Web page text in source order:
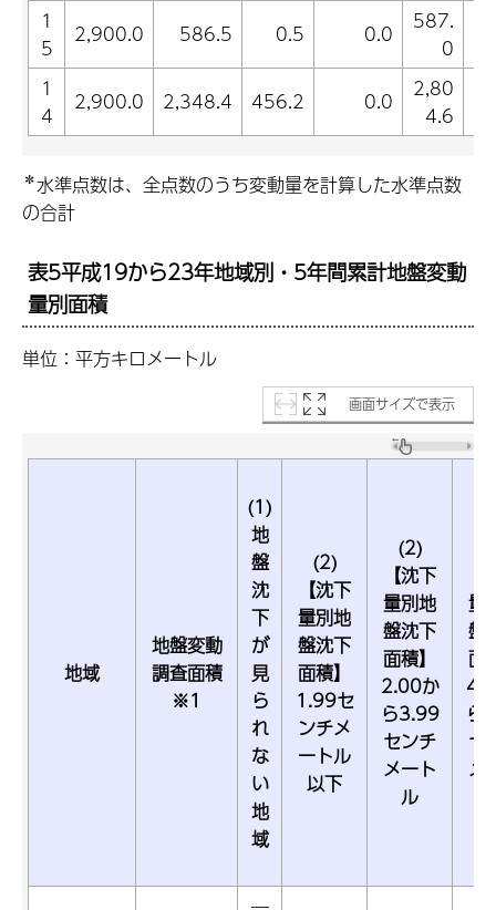
1
5
2,900.0 586.5 0.5 0.0
587.
0
1
4
2,900.0 2,348.4 456.2 0.0
2,80
4.6
＊水準点数は、全点数のうち変動量を計算した水準点数
の合計
表5平成19から23年地域別・5年間累計地盤変動
量別面積
単位：平方キロメートル
画面サイズで表示
地域
地盤変動
調査面積
※1
(1)
地
盤
沈
下
が
見
ら
れ
な
い
地
域
(2)
【沈下
量別地
盤沈下
面積】
1.99セ
ンチメ
ートル
以下
(2)
【沈下
量別地
盤沈下
面積】
2.00か
ら3.99
センチ
メート
ル
量
盤
面
ら
セ
メ